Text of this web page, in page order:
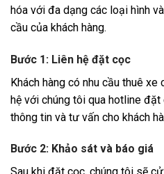
hóa với đa dạng các loại hình
cầu của khách hàng.
Bước 1: Liên hệ đặt cọc
Khách hàng có nhu cầu thuê
hệ với chúng tôi qua hotline
thông tin và tư vấn cho khách
Bước 2: Khảo sát và báo giá